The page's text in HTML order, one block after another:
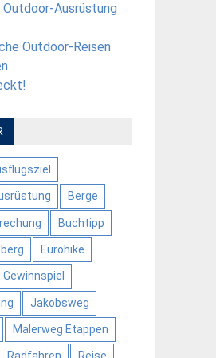
Ausrüstung
Outdoor-Reisen
Berge
Buchtipp
Eurohike
Gewinnspiel
Jakobsweg
Malerweg Etappen